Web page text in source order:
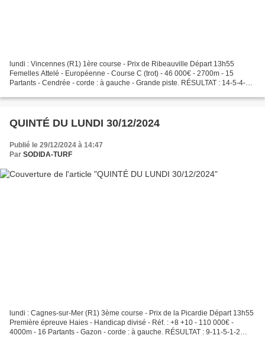
lundi : Vincennes (R1) 1ère course - Prix de Ribeauville Départ 13h55
Femelles Attelé - Européenne - Course C (trot) - 46 000€ - 2700m - 15
Partants - Cendrée - corde : à gauche - Grande piste. RÉSULTAT : 14-5-4-3-
QUINTÉ DU LUNDI 30/12/2024
Publié le 29/12/2024 à 14:47
Par SODIDA-TURF
lundi : Cagnes-sur-Mer (R1) 3ème course - Prix de la Picardie Départ 13h55
Première épreuve Haies - Handicap divisé - Réf. : +8 +10 - 110 000€ -
4000m - 16 Partants - Gazon - corde : à gauche. RÉSULTAT : 9-11-5-1-2